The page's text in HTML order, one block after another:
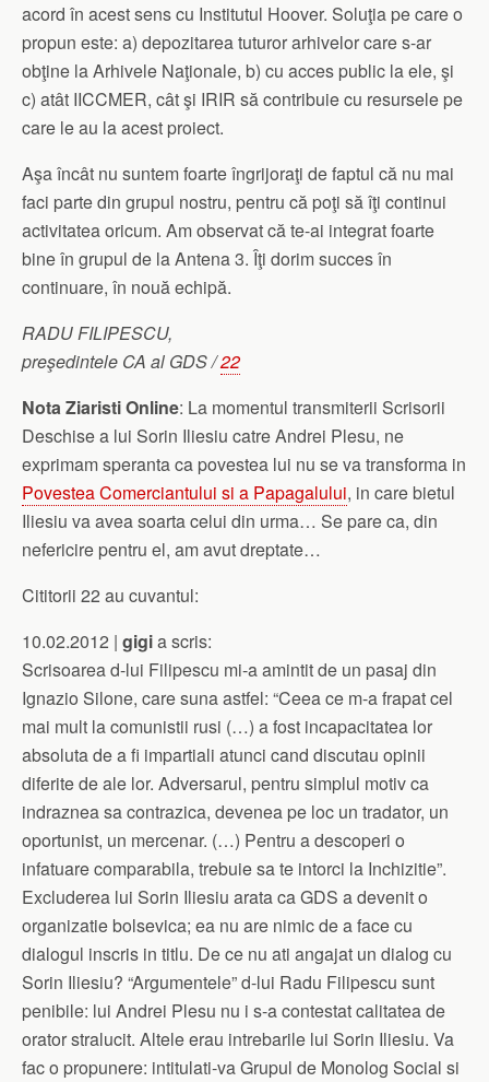
acord în acest sens cu Institutul Hoover. Soluţia pe care o
propun este: a) depozitarea tuturor arhivelor care s-ar
obţine la Arhivele Naţionale, b) cu acces public la ele, şi
c) atât IICCMER, cât şi IRIR să contribuie cu resursele pe
care le au la acest proiect.
Aşa încât nu suntem foarte îngrijoraţi de faptul că nu mai
faci parte din grupul nostru, pentru că poţi să îţi continui
activitatea oricum. Am observat că te-ai integrat foarte
bine în grupul de la Antena 3. Îţi dorim succes în
continuare, în nouă echipă.
RADU FILIPESCU,
preşedintele CA al GDS /22
Nota Ziaristi Online: La momentul transmiterii Scrisorii
Deschise a lui Sorin Iliesiu catre Andrei Plesu, ne
exprimam speranta ca povestea lui nu se va transforma in
Povestea Comerciantului si a Papagalului, in care bietul
Iliesiu va avea soarta celui din urma… Se pare ca, din
nefericire pentru el, am avut dreptate…
Cititorii 22 au cuvantul:
10.02.2012 | gigia scris:
Scrisoarea d-lui Filipescu mi-a amintit de un pasaj din
Ignazio Silone, care suna astfel: “Ceea ce m-a frapat cel
mai mult la comunistii rusi (…) a fost incapacitatea lor
absoluta de a fi impartiali atunci cand discutau opinii
diferite de ale lor. Adversarul, pentru simplul motiv ca
indraznea sa contrazica, devenea pe loc un tradator, un
oportunist, un mercenar. (…) Pentru a descoperi o
infatuare comparabila, trebuie sa te intorci la Inchizitie”.
Excluderea lui Sorin Iliesiu arata ca GDS a devenit o
organizatie bolsevica; ea nu are nimic de a face cu
dialogul inscris in titlu. De ce nu ati angajat un dialog cu
Sorin Iliesiu? “Argumentele” d-lui Radu Filipescu sunt
penibile: lui Andrei Plesu nu i s-a contestat calitatea de
orator stralucit. Altele erau intrebarile lui Sorin Iliesiu. Va
fac o propunere: intitulati-va Grupul de Monolog Social si